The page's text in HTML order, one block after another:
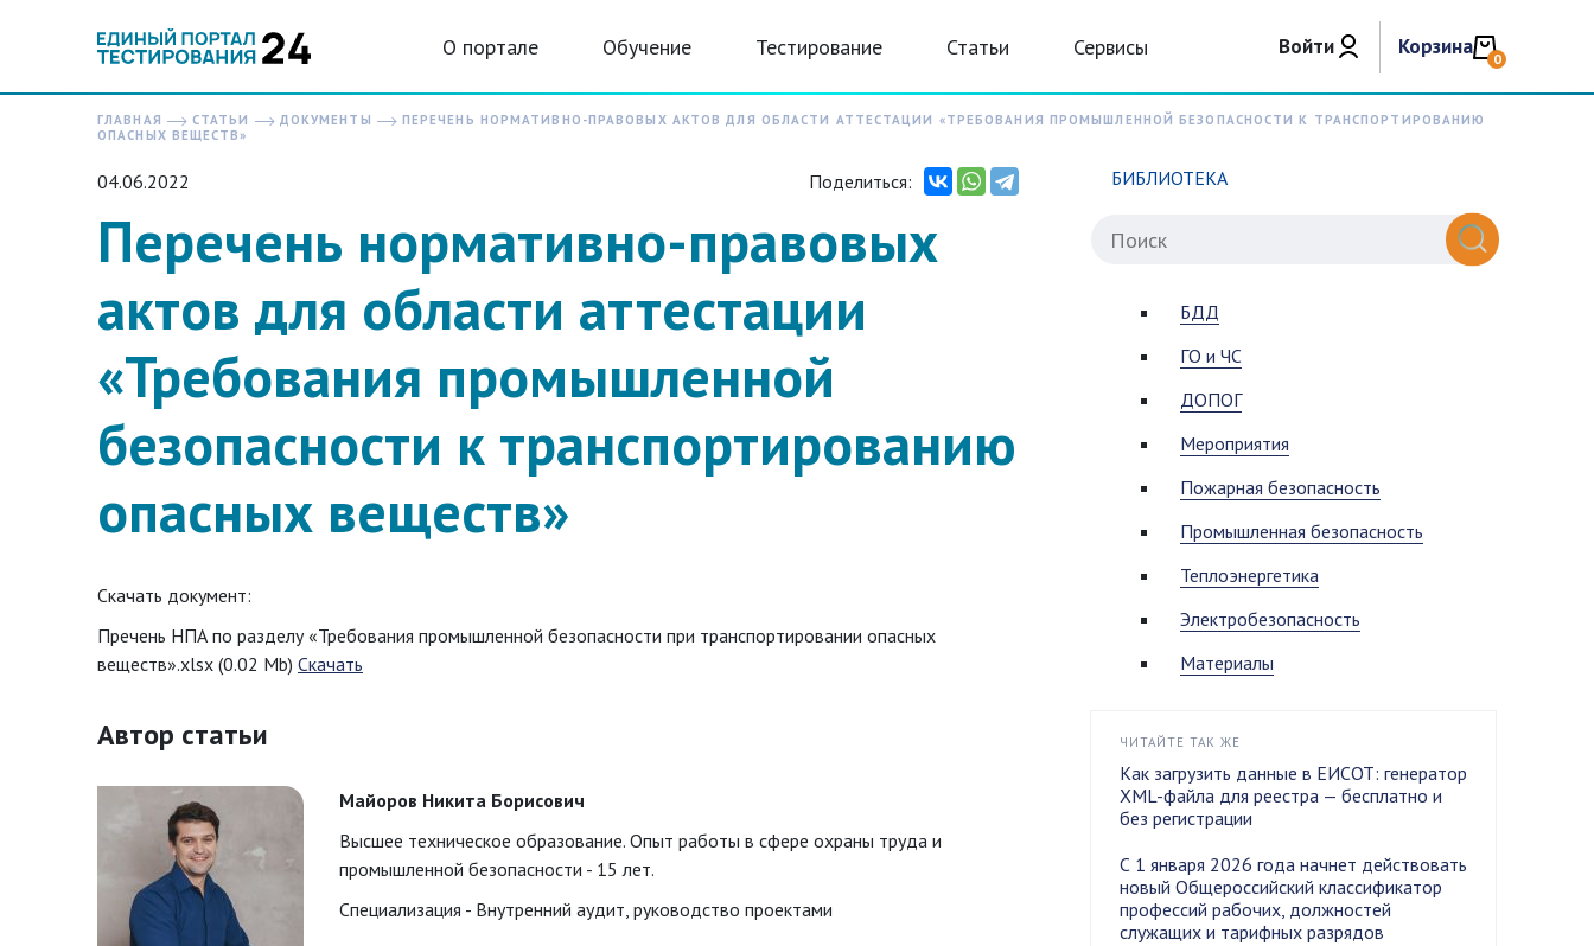
О портале Обучение Тестирование Статьи Сервисы Войти Корзина 0
ГЛАВНАЯ СТАТЬИ ДОКУМЕНТЫ
ПЕРЕЧЕНЬ НОРМАТИВНО-ПРАВОВЫХ АКТОВ ДЛЯ ОБЛАСТИ АТТЕСТАЦИИ «ТРЕБОВАНИЯ ПРОМЫШЛЕННОЙ БЕЗОПАСНОСТИ К ТРАНСПОРТИРОВАНИЮ
ОПАСНЫХ ВЕЩЕСТВ»
04.06.2022 Поделиться:
Перечень нормативно-правовых
актов для области аттестации
«Требования промышленной
безопасности к транспортированию
опасных веществ»
Скачать документ:
Пречень НПА по разделу «Требования промышленной безопасности при транспортировании опасных
веществ».xlsx (0.02 Mb) Скачать
Автор статьи
Майоров Никита Борисович
Высшее техническое образование. Опыт работы в сфере охраны труда и
промышленной безопасности - 15 лет.
Специализация - Внутренний аудит, руководство проектами
БИБЛИОТЕКА
БДД
ГО и ЧС
ДОПОГ
Мероприятия
Пожарная безопасность
Промышленная безопасность
Теплоэнергетика
Электробезопасность
Материалы
ЧИТАЙТЕ ТАК ЖЕ
Как загрузить данные в ЕИСОТ: генератор
XML-файла для реестра — бесплатно и
без регистрации
С 1 января 2026 года начнет действовать
новый Общероссийский классификатор
профессий рабочих, должностей
служащих и тарифных разрядов